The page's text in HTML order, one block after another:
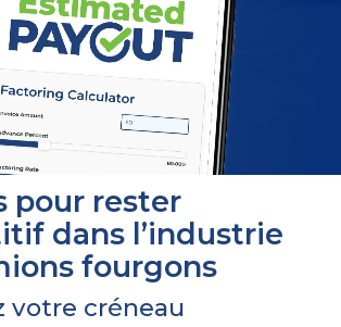
pour rester
dans l’industrie
fourgons
votre créneau